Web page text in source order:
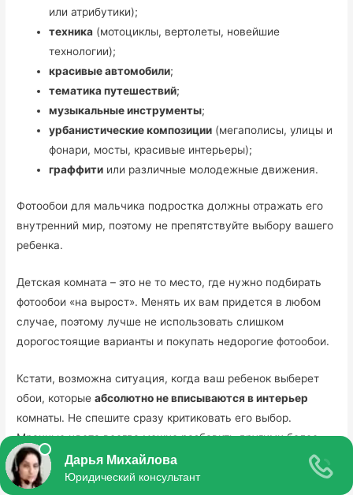
или атрибутики);
техника (мотоциклы, вертолеты, новейшие
технологии);
красивые автомобили;
тематика путешествий;
музыкальные инструменты;
урбанистические композиции (мегаполисы, улицы и
фонари, мосты, красивые интерьеры);
граффити или различные молодежные движения.
Фотообои для мальчика подростка должны отражать его
внутренний мир, поэтому не препятствуйте выбору вашего
ребенка.
Детская комната – это не то место, где нужно подбирать
фотообои «на вырост». Менять их вам придется в любом
случае, поэтому лучше не использовать слишком
дорогостоящие варианты и покупать недорогие фотообои.
Кстати, возможна ситуация, когда ваш ребенок выберет
обои, которыеабсолютно не вписываются в интерьер
комнаты. Не спешите сразу критиковать его выбор.
Мрачные цвета всегда можно разбавить другими более
светлыми оттенками.